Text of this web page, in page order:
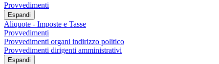
Provvedimenti
Espandi
Aliquote - Imposte e Tasse
Provvedimenti
Provvedimenti organi indirizzo politico
Provvedimenti dirigenti amministrativi
Espandi